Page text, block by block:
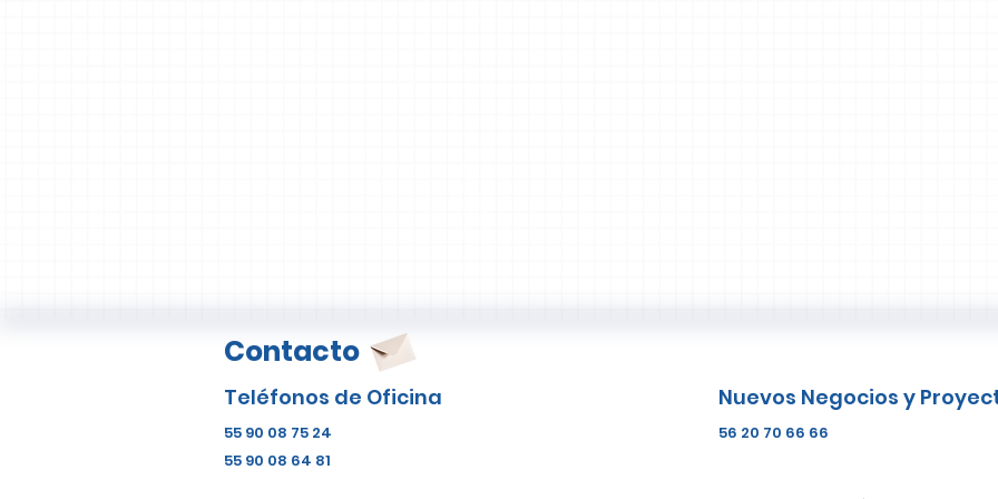
Contacto
Teléfonos de Oficina
55 90 08 75 24
55 90 08 64 81
Nuevos Negocios y
56 20 70 66 66